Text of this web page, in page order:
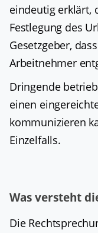
eindeutig erklärt,
Festlegung des
Gesetzgeber, dass
Arbeitnehmer
Dringende
einen
kommunizieren
Einzelfalls.
Was versteht
Die